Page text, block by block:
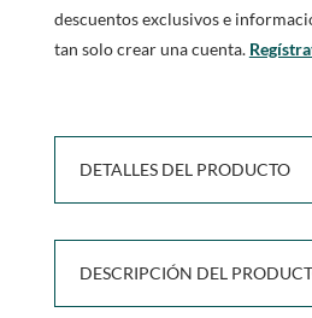
descuentos exclusivos e
tan solo crear una cuenta.
DETALLES DEL PRODUCTO
DESCRIPCIÓN DEL